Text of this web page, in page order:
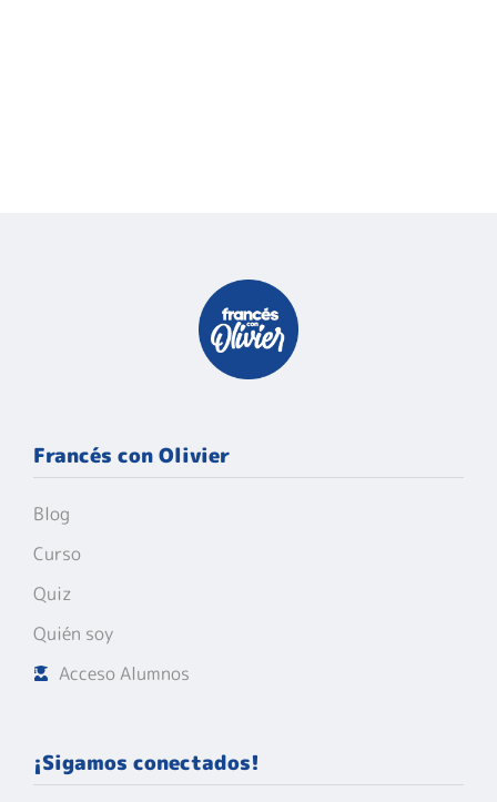
Francés con Olivier
Blog
Curso
Quiz
Quién soy
Acceso Alumnos
¡Sigamos conectados!